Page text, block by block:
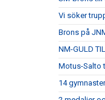
Vi söker
Brons på
NM-GULD
Motus-Salto
14